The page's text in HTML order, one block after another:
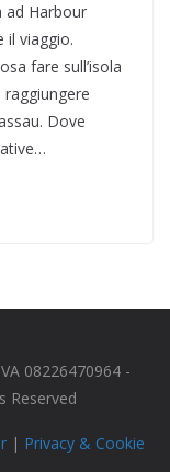
ad Harbour
il viaggio.
fare sull’isola
Dove
08226470964 -
Reserved
| Privacy & Cookie